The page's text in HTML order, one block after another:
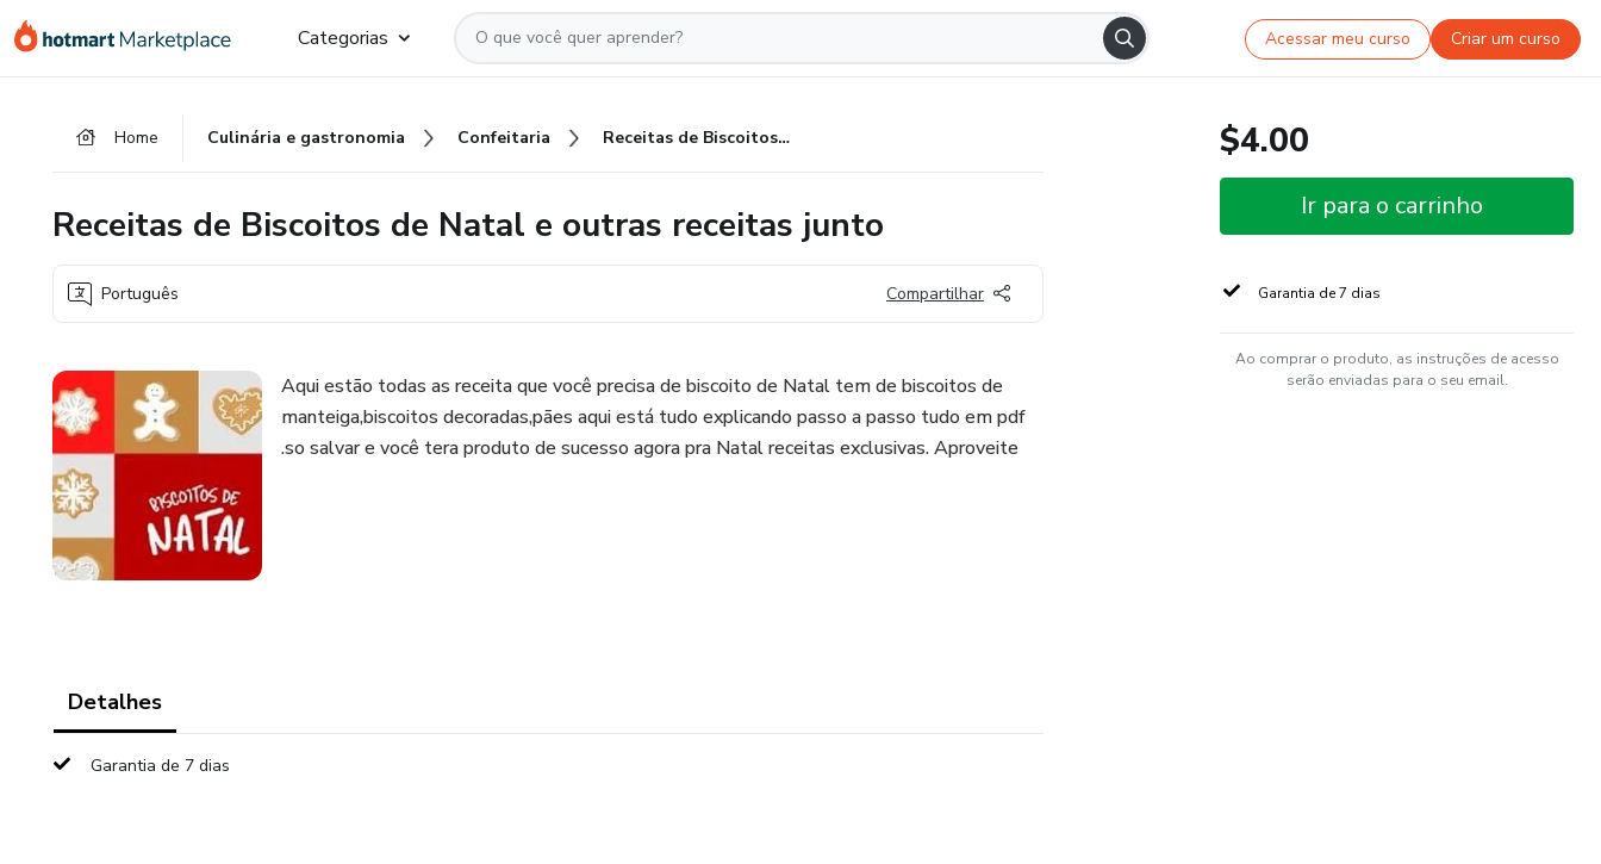
para
para
para
Categorias Acessar meu curso Criar um curso
Home Culinária e gastronomia Confeitaria Receitas de Biscoitos de Natal e outras receitas junto
Receitas de Biscoitos de Natal e outras receitas junto
Português Compartilhar
Aqui estão todas as receita que você precisa de biscoito de Natal tem de biscoitos de
manteiga,biscoitos decoradas,pães aqui está tudo explicando passo a passo tudo em pdf
.so salvar e você tera produto de sucesso agora pra Natal receitas exclusivas. Aproveite
Detalhes
Garantia de 7 dias
$4.00
Ir para o carrinho
Garantia de 7 dias
Ao comprar o produto, as instruções de acesso
serão enviadas para o seu email.